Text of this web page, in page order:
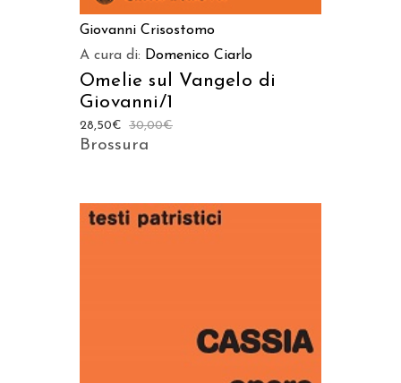
Giovanni Crisostomo
A cura di: Domenico Ciarlo
Omelie sul Vangelo di
Giovanni/1
30,00€
28,50€
Brossura